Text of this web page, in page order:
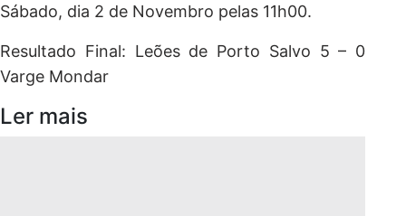
Sábado, dia 2 de Novembro pelas 11h00.
Resultado Final: Leões de Porto Salvo 5 – 0
Varge Mondar
Ler mais